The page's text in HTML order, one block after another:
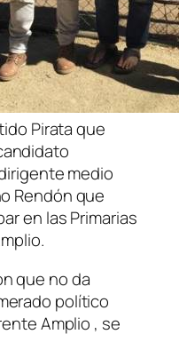
Pirata que
medio
Rendón que
en las Primarias
que no da
político
Amplio , se